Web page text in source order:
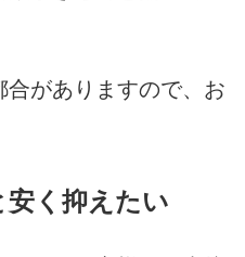
がありますので、お
安く抑えたい